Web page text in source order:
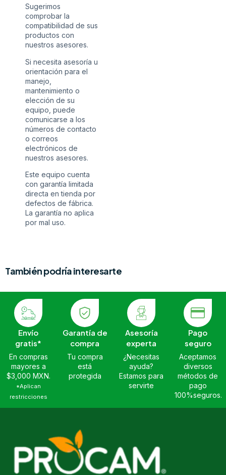
Sugerimos
comprobar la
compatibilidad de sus
productos con
nuestros asesores.
Si necesita asesoría u
orientación para el
manejo,
mantenimiento o
elección de su
equipo, puede
comunicarse a los
números de contacto
o correos
electrónicos de
nuestros asesores.
Este equipo cuenta
con garantía limitada
directa en tienda por
defectos de fábrica.
La garantía no aplica
por mal uso.
También podría interesarte
Envío
gratis*
En compras
mayores a
$3,000 MXN.
*Aplican
restricciones
Garantía de
compra
Tu compra
está
protegida
Asesoría
experta
¿Necesitas
ayuda?
Estamos para
servirte
Pago
seguro
Aceptamos
diversos
métodos de
pago
100%seguros.